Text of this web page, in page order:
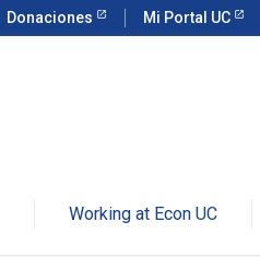
Donaciones Mi Portal UC
Working at Econ UC